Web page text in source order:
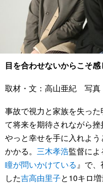
目を合わせないからこそ感
取材・文：高山亜紀 写真
事故で視力と家族を失っ
て将来を期待されながら
やっと幸せを手に入れよ
かかる。 三木孝浩監督に
瞳が問いかけている』で
した吉高由里子と10キロ